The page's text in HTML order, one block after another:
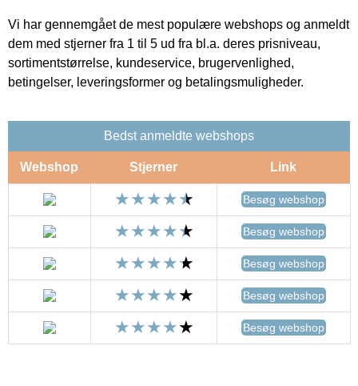
Vi har gennemgået de mest populære webshops og anmeldt
dem med stjerner fra 1 til 5 ud fra bl.a. deres prisniveau,
sortimentstørrelse, kundeservice, brugervenlighed,
betingelser, leveringsformer og betalingsmuligheder.
Bedst anmeldte webshops
Webshop Stjerner Link
Besøg webshop
Besøg webshop
Besøg webshop
Besøg webshop
Besøg webshop